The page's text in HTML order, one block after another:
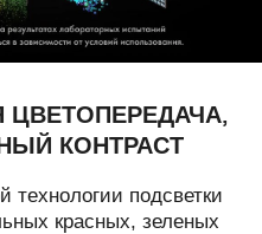
КОНТРАСТ
технологии подсветки
красных, зеленых